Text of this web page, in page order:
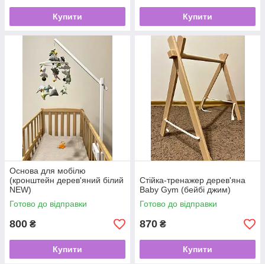
Купити Купити
Основа для мобілю
(кронштейн дерев'яний білий
NEW)
Готово до відправки
800 ₴
Купити
Стійка-тренажер дерев'яна
Baby Gym (бейбі джим)
Готово до відправки
870 ₴
Купити